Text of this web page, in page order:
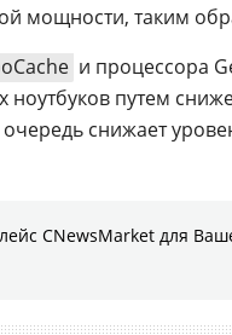
мощности, таким
и процессора
ноутбуков путем
снижает
CNewsMarket для